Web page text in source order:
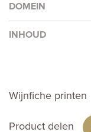
DOMEIN
INHOUD
Wijnfiche printen
Product delen